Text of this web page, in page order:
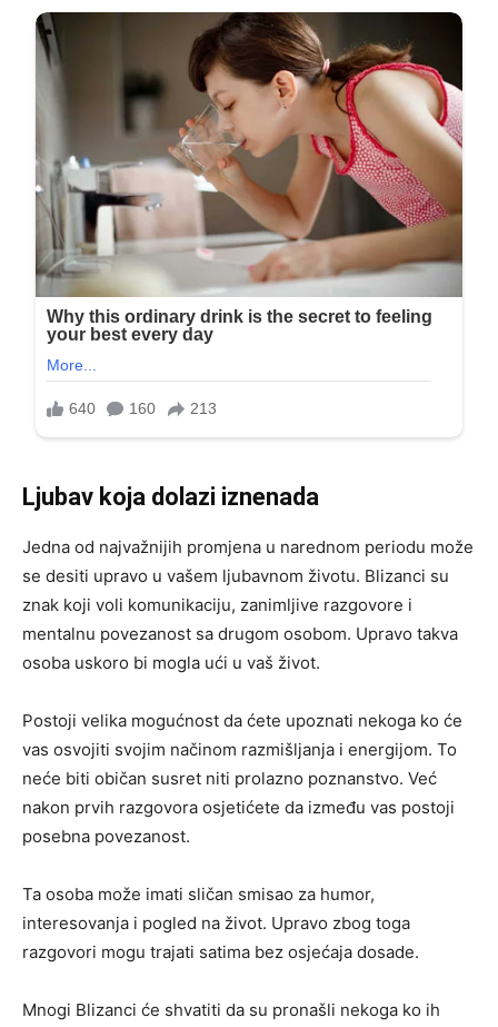
Ljubav koja dolazi iznenada
Jedna od najvažnijih promjena u narednom periodu može
se desiti upravo u vašem ljubavnom životu. Blizanci su
znak koji voli komunikaciju, zanimljive razgovore i
mentalnu povezanost sa drugom osobom. Upravo takva
osoba uskoro bi mogla ući u vaš život.
Postoji velika mogućnost da ćete upoznati nekoga ko će
vas osvojiti svojim načinom razmišljanja i energijom. To
neće biti običan susret niti prolazno poznanstvo. Već
nakon prvih razgovora osjetićete da između vas postoji
posebna povezanost.
Ta osoba može imati sličan smisao za humor,
interesovanja i pogled na život. Upravo zbog toga
razgovori mogu trajati satima bez osjećaja dosade.
Mnogi Blizanci će shvatiti da su pronašli nekoga ko ih